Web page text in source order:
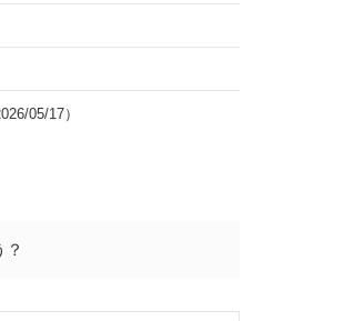
05/17）